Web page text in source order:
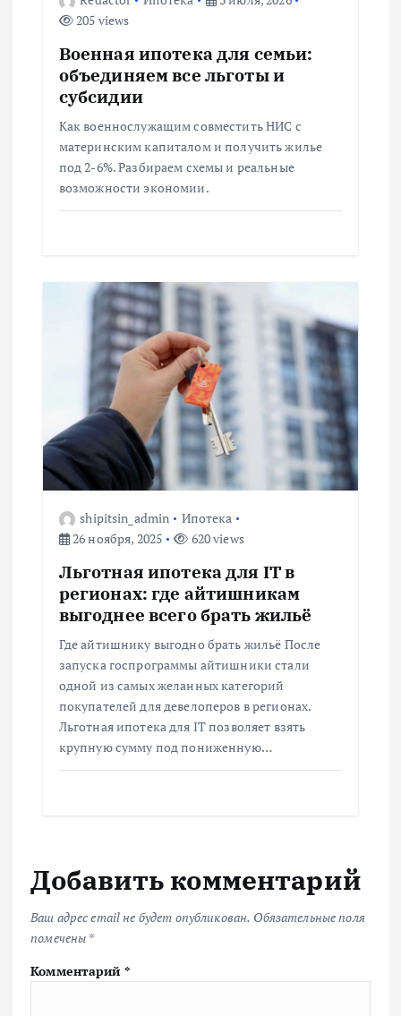
205 views
Военная ипотека для семьи:
объединяем все льготы и
субсидии
Как военнослужащим совместить НИС с
материнским капиталом и получить жилье
под 2-6%. Разбираем схемы и реальные
возможности экономии.
shipitsin_admin
Ипотека
26 ноября, 2025
620 views
Льготная ипотека для IT в
регионах: где айтишникам
выгоднее всего брать жильё
Где айтишнику выгодно брать жильё После
запуска госпрограммы айтишники стали
одной из самых желанных категорий
покупателей для девелоперов в регионах.
Льготная ипотека для IT позволяет взять
крупную сумму под пониженную…
Добавить комментарий
Ваш адрес email не будет опубликован. Обязательные поля
помечены *
Комментарий *